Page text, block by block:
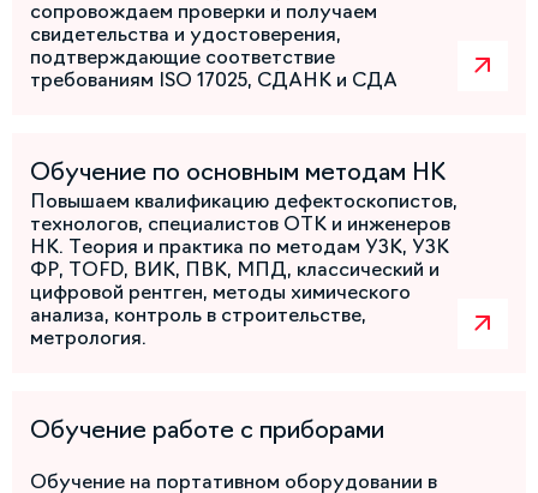
сопровождаем проверки и получаем
свидетельства и удостоверения,
подтверждающие соответствие
требованиям ISO 17025, СДАНК и СДА
Обучение по основным методам НК
Повышаем квалификацию дефектоскопистов,
технологов, специалистов ОТК и инженеров
НК. Теория и практика по методам УЗК, УЗК
ФР, TOFD, ВИК, ПВК, МПД, классический и
цифровой рентген, методы химического
анализа, контроль в строительстве,
метрология.
Обучение работе с приборами
Обучение на портативном оборудовании в